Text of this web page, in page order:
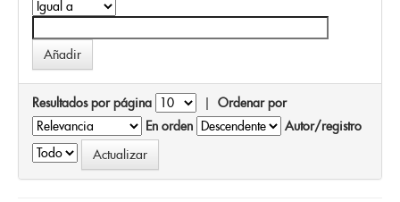
Resultados por página | Ordenar por
En orden
Autor/registro